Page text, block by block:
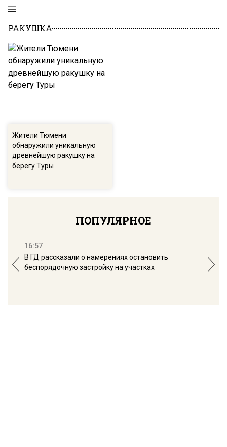
РАКУШКА
Жители Тюмени
обнаружили уникальную
древнейшую ракушку на
берегу Туры
ПОПУЛЯРНОЕ
16:57
В ГД рассказали о намерениях остановить
беспорядочную застройку на участках